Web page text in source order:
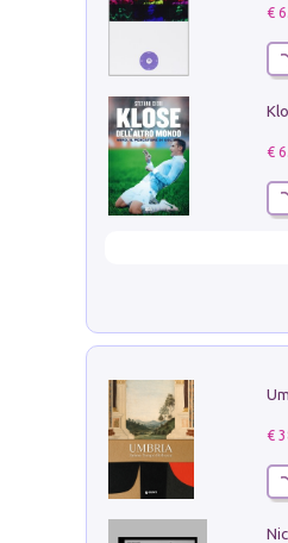
€
€
€